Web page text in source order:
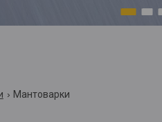
Мантоварки